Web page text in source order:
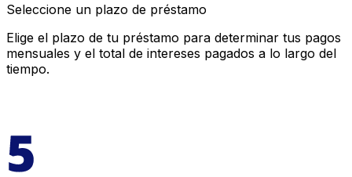
Seleccione un plazo de préstamo
Elige el plazo de tu préstamo para determinar tus pagos
mensuales y el total de intereses pagados a lo largo del
tiempo.